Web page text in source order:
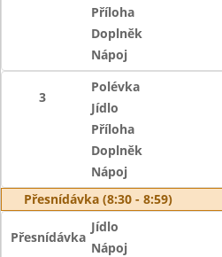
Příloha
Doplněk
Nápoj
3
Polévka
Jídlo
Příloha
Doplněk
Nápoj
Přesnídávka (8:30 - 8:59)
Přesnídávka
Jídlo
Nápoj